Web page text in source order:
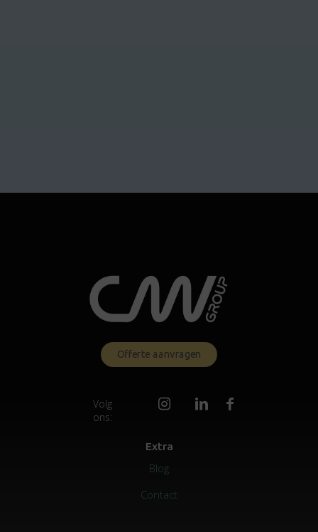
Offerte aanvragen
Volg
ons:
Extra
Blog
Contact